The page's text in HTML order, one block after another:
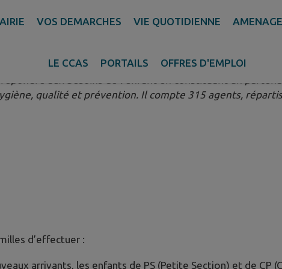
VOS DEMARCHES VIE QUOTIDIENNE
LE CCAS PORTAILS OFFRES D'EMPLOI
qualité et prévention. Il compte 315 agents,
d’effectuer :
arrivants, les enfants de PS (Petite Section) et de CP